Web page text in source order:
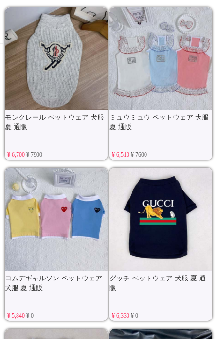
モンクレール ペットウェア 犬服
夏 通販
¥ 6,700¥ 7900
ミュウミュウ ペットウェア 犬服
夏 通販
¥ 6,510¥ 7600
コムデギャルソン ペットウェア
犬服 夏 通販
¥ 5,840¥ 0
グッチ ペットウェア 犬服 夏 通
販
¥ 6,330¥ 0